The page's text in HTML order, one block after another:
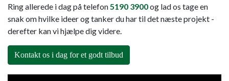
Ring allerede i dag på telefon5190 3900og lad os tage en
snak om hvilke ideer og tanker du har til det næste projekt -
derefter kan vi hjælpe dig videre.
Kontakt os i dag for et godt tilbud